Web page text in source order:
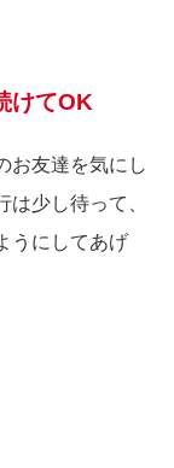
けてOK
お友達を気にし
少し待って、
うにしてあげ